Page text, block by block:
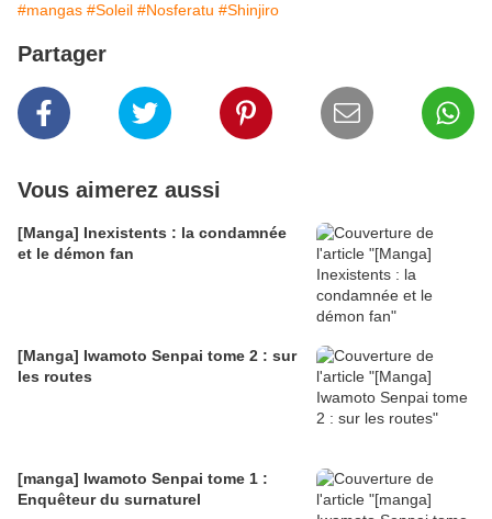
#mangas #Soleil #Nosferatu #Shinjiro
Partager
Vous aimerez aussi
[Manga] Inexistents : la condamnée
et le démon fan
[Manga] Iwamoto Senpai tome 2 : sur
les routes
[manga] Iwamoto Senpai tome 1 :
Enquêteur du surnaturel